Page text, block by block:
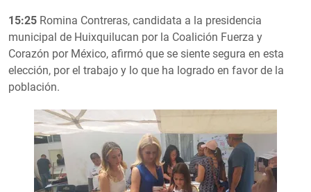
15:25 Romina Contreras, candidata a la presidencia
municipal de Huixquilucan por la Coalición Fuerza y
Corazón por México, afirmó que se siente segura en esta
elección, por el trabajo y lo que ha logrado en favor de la
población.